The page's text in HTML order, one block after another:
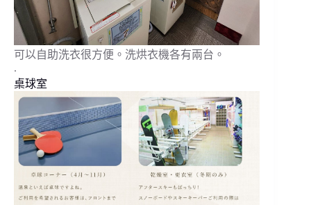
可以自助洗衣很方便。洗烘衣機各有兩台。
.
桌球室